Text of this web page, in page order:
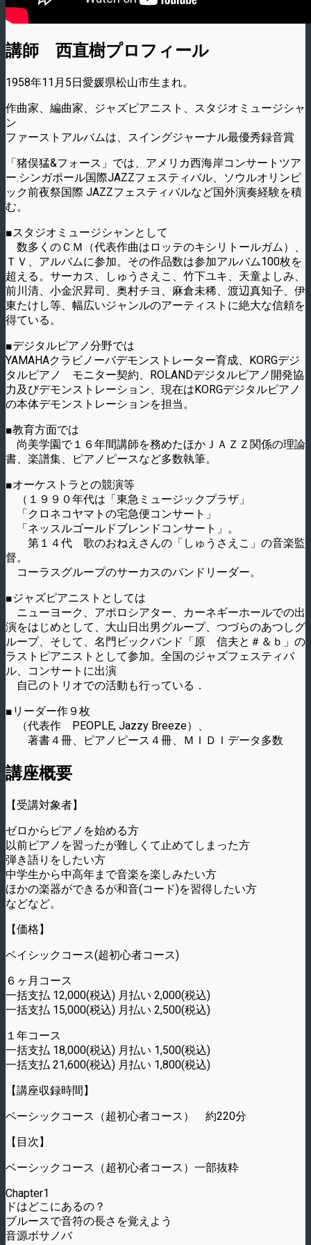
講師 西直樹プロフィール
1958年11月5日愛媛県松山市生まれ。
作曲家、編曲家、ジャズピアニスト、スタジオミュージシャ
ン
ファーストアルバムは、スイングジャーナル最優秀録音賞
「猪俣猛&フォース」では、アメリカ西海岸コンサートツア
ー.シンガポール国際JAZZフェスティバル、ソウルオリンピ
ック前夜祭国際 JAZZフェスティバルなど国外演奏経験を積
む。
■スタジオミュージシャンとして
数多くのＣＭ（代表作曲はロッテのキシリトールガム）、
ＴＶ、アルバムに参加。その作品数は参加アルバム100枚を
超える。サーカス、しゅうさえこ、竹下ユキ、天童よしみ、
前川清、小金沢昇司、奥村チヨ、麻倉未稀、渡辺真知子、伊
東たけし等、幅広いジャンルのアーティストに絶大な信頼を
得ている。
■デジタルピアノ分野では
YAMAHAクラビノーバデモンストレーター育成、KORGデジ
タルピアノ モニター契約、ROLANDデジタルピアノ開発協
力及びデモンストレーション、現在はKORGデジタルピアノ
の本体デモンストレーションを担当。
■教育方面では
尚美学園で１６年間講師を務めたほかＪＡＺＺ関係の理論
書、楽譜集、ピアノピースなど多数執筆。
■オーケストラとの競演等
（１９９０年代は「東急ミュージックプラザ」
「クロネコヤマトの宅急便コンサート」
「ネッスルゴールドブレンドコンサート」。
第１４代 歌のおねえさんの「しゅうさえこ」の音楽監
督。
コーラスグループのサーカスのバンドリーダー。
■ジャズピアニストとしては
ニューヨーク、アポロシアター、カーネギーホールでの出
演をはじめとして、大山日出男グループ、つづらのあつしグ
ループ、そして、名門ビックバンド「原 信夫と＃＆ｂ」の
ラストピアニストとして参加。全国のジャズフェスティバ
ル、コンサートに出演
自己のトリオでの活動も行っている．
■リーダー作９枚
（代表作 PEOPLE, Jazzy Breeze）、
著書４冊、ピアノピース４冊、ＭＩＤＩデータ多数
講座概要
【受講対象者】
ゼロからピアノを始める方
以前ピアノを習ったが難しくて止めてしまった方
弾き語りをしたい方
中学生から中高年まで音楽を楽しみたい方
ほかの楽器ができるが和音(コード)を習得したい方
などなど。
【価格】
ベイシックコース(超初心者コース)
６ヶ月コース
一括支払 12,000(税込) 月払い 2,000(税込)
一括支払 15,000(税込) 月払い 2,500(税込)
１年コース
一括支払 18,000(税込) 月払い 1,500(税込)
一括支払 21,600(税込) 月払い 1,800(税込)
【講座収録時間】
ベーシックコース（超初心者コース） 約220分
【目次】
ベーシックコース（超初心者コース）一部抜粋
Chapter1
ドはどこにあるの？
ブルースで音符の長さを覚えよう
音源ボサノバ